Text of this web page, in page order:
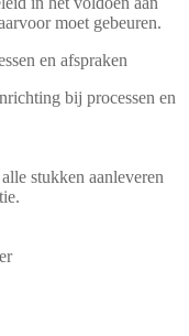
moet gebeuren.
en afspraken
bij processen en
stukken aanleveren